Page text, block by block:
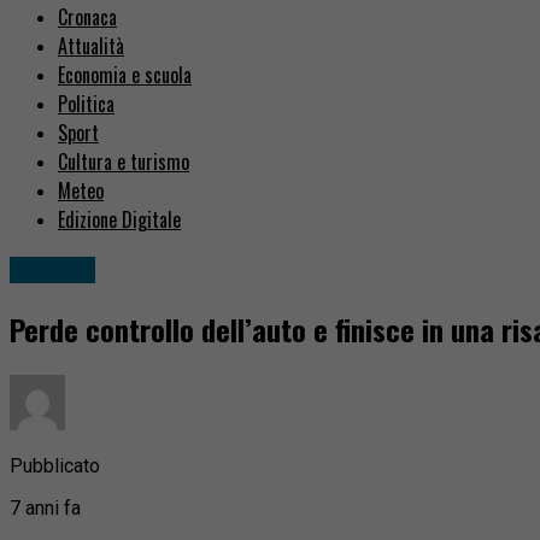
Cronaca
Attualità
Economia e scuola
Politica
Sport
Cultura e turismo
Meteo
Edizione Digitale
Perde controllo dell’auto e finisce in una
Pubblicato
7 anni fa